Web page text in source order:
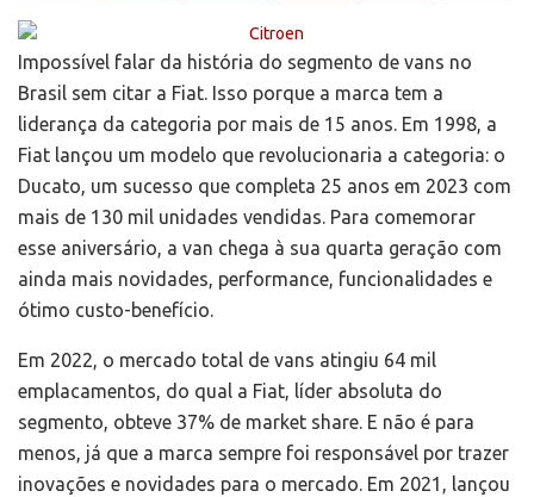
Impossível falar da história do segmento de vans no
Brasil sem citar a Fiat. Isso porque a marca tem a
liderança da categoria por mais de 15 anos. Em 1998, a
Fiat lançou um modelo que revolucionaria a categoria: o
Ducato, um sucesso que completa 25 anos em 2023 com
mais de 130 mil unidades vendidas. Para comemorar
esse aniversário, a van chega à sua quarta geração com
ainda mais novidades, performance, funcionalidades e
ótimo custo-benefício.
Em 2022, o mercado total de vans atingiu 64 mil
emplacamentos, do qual a Fiat, líder absoluta do
segmento, obteve 37% de market share. E não é para
menos, já que a marca sempre foi responsável por trazer
inovações e novidades para o mercado. Em 2021, lançou